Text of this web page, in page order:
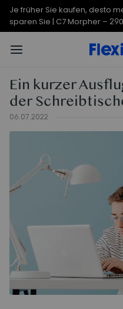
Je früher Sie kaufen, desto
sparen Sie | C7 Morpher –
Rabatt
Ein kurzer
der
06.07.2022